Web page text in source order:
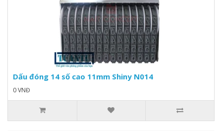
Dấu đóng 14 số cao 11mm Shiny N014
0 VNĐ